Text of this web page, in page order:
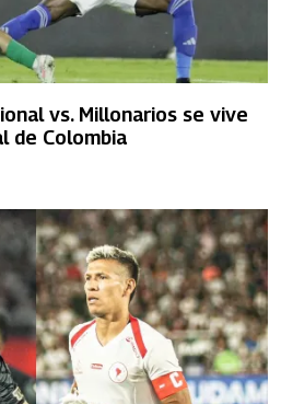
vs. Millonarios se vive
de Colombia